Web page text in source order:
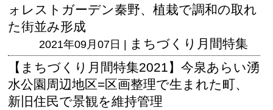
ォレストガーデン秦野、植栽で調和の取れ
た街並み形成
2021年09月07日 | まちづくり月間特集
【まちづくり月間特集2021】今泉あらい湧
水公園周辺地区=区画整理で生まれた町、
新旧住民で景観を維持管理